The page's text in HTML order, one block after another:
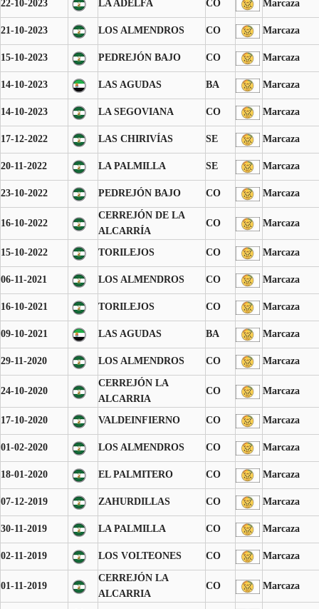
22-10-2023 LA ADELFA CO Marcaza
21-10-2023 LOS ALMENDROS CO Marcaza
15-10-2023 PEDREJÓN BAJO CO Marcaza
14-10-2023 LAS AGUDAS BA Marcaza
14-10-2023 LA SEGOVIANA CO Marcaza
17-12-2022 LAS CHIRIVÍAS SE Marcaza
20-11-2022 LA PALMILLA SE Marcaza
23-10-2022 PEDREJÓN BAJO CO Marcaza
16-10-2022
CERREJÓN DE LA
ALCARRÍA
CO Marcaza
15-10-2022 TORILEJOS CO Marcaza
06-11-2021 LOS ALMENDROS CO Marcaza
16-10-2021 TORILEJOS CO Marcaza
09-10-2021 LAS AGUDAS BA Marcaza
29-11-2020 LOS ALMENDROS CO Marcaza
24-10-2020
CERREJÓN LA
ALCARRIA
CO Marcaza
17-10-2020 VALDEINFIERNO CO Marcaza
01-02-2020 LOS ALMENDROS CO Marcaza
18-01-2020 EL PALMITERO CO Marcaza
07-12-2019 ZAHURDILLAS CO Marcaza
30-11-2019 LA PALMILLA CO Marcaza
02-11-2019 LOS VOLTEONES CO Marcaza
01-11-2019
CERREJÓN LA
ALCARRIA
CO Marcaza